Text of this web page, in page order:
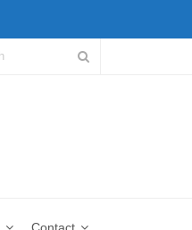
Contact